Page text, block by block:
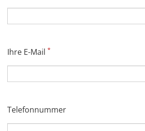
Ihre E-Mail *
Telefonnummer